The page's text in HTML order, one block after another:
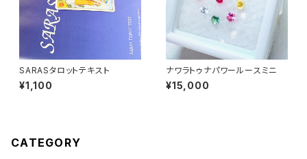
SARASタロットテキスト
¥1,100
ナワラトゥナパワールースミニ
¥15,000
CATEGORY